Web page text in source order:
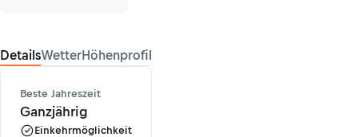
DetailsWetterHöhenprofil
Beste Jahreszeit
Ganzjährig
Einkehrmöglichkeit